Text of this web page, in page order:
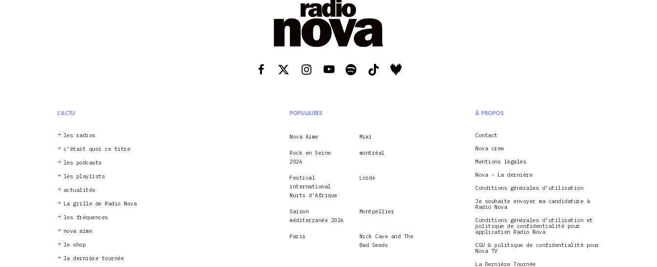
L'ACTU
les radios
c’était quoi ce titre
les podcasts
les playlists
actualités
La grille de Radio Nova
les fréquences
nova aime
le shop
la dernière tournée
POPULAIRES
Nova Aime Miki
Rock en Seine
2026
montréal
Festival
international
Nuits d’Afrique
Lorde
Saison
méditerranée 2026
Montpellier
Paris
Nick Cave and The
Bad Seeds
À PROPOS
Contact
Nova crew
Mentions légales
Nova – La dernière
Conditions générales d’utilisation
Je souhaite envoyer ma candidature à
Radio Nova
Conditions générales d’utilisation et
politique de confidentialité pour
application Radio Nova
CGU & politique de confidentialité pour
Nova TV
La Dernière Tournée